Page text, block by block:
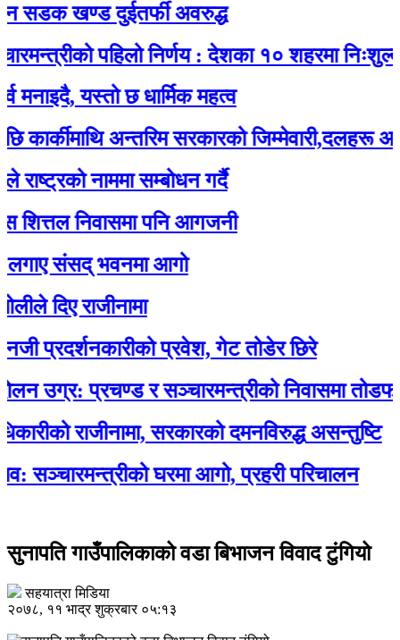
खण्ड दुईतर्फी अवरुद्ध
पहिलो निर्णय : देशका १० शहरमा निःशुल्क
यस्तो छ धार्मिक महत्व
अन्तरिम सरकारको जिम्मेवारी,दलहरू
नाममा सम्बोधन गर्दै
निवासमा पनि आगजनी
संसद् भवनमा आगो
राजीनामा
प्रवेश, गेट तोडेर छिरे
प्रचण्ड र सञ्चारमन्त्रीको निवासमा तोडफोड र
राजीनामा, सरकारको दमनविरुद्ध असन्तुष्टि
घरमा आगो, प्रहरी परिचालन
सुनापति गाउँपालिकाको वडा बिभाजन विवाद टुंगियो
सहयात्रा मिडिया
२०७८, ११ भाद्र शुक्रबार ०५:१३